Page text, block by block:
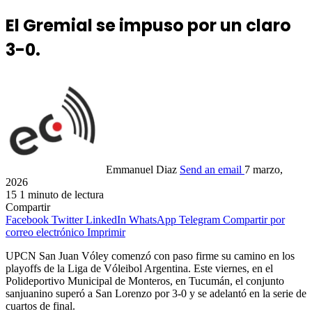
El Gremial se impuso por un claro
3-0.
Emmanuel Diaz Send an email 7 marzo,
2026
15 1 minuto de lectura
Compartir
Facebook Twitter LinkedIn WhatsApp Telegram Compartir por
correo electrónico Imprimir
UPCN San Juan Vóley comenzó con paso firme su camino en los
playoffs de la Liga de Vóleibol Argentina. Este viernes, en el
Polideportivo Municipal de Monteros, en Tucumán, el conjunto
sanjuanino superó a San Lorenzo por 3-0 y se adelantó en la serie de
cuartos de final.